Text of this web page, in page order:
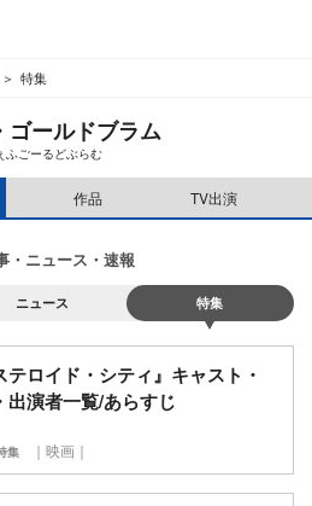
特集
ゴールドブラム
ふごーるどぶらむ
作品 TV出演
・ニュース・速報
ニュース 特集
テロイド・シティ』キャスト・
出演者一覧/あらすじ
集 ｜映画｜